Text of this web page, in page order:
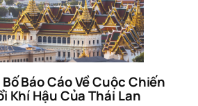
Báo Cáo Về Cuộc Chiến
Khí Hậu Của Thái Lan